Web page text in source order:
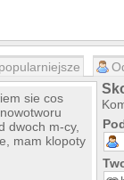
sie cos
dwoch m-cy,
mam klopoty